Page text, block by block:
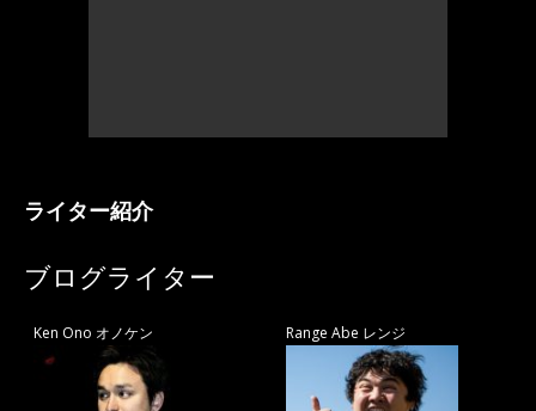
ライター紹介
ブログライター
Ken Ono オノケン Range Abe レンジ